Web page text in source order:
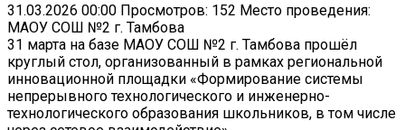
31.03.2026 00:00 Просмотров: 152 Место проведения:
МАОУ СОШ №2 г. Тамбова
31 марта на базе МАОУ СОШ №2 г. Тамбова прошёл
круглый стол, организованный в рамках региональной
инновационной площадки «Формирование системы
непрерывного технологического и инженерно-
технологического образования школьников, в том числе